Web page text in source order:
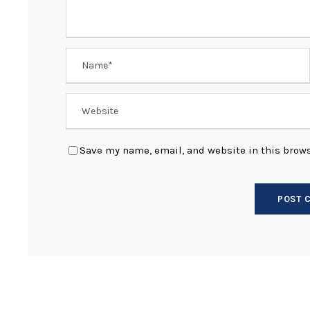
Save my name, email, and website in this